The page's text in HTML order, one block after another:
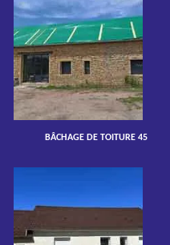
BÂCHAGE DE TOITURE 45